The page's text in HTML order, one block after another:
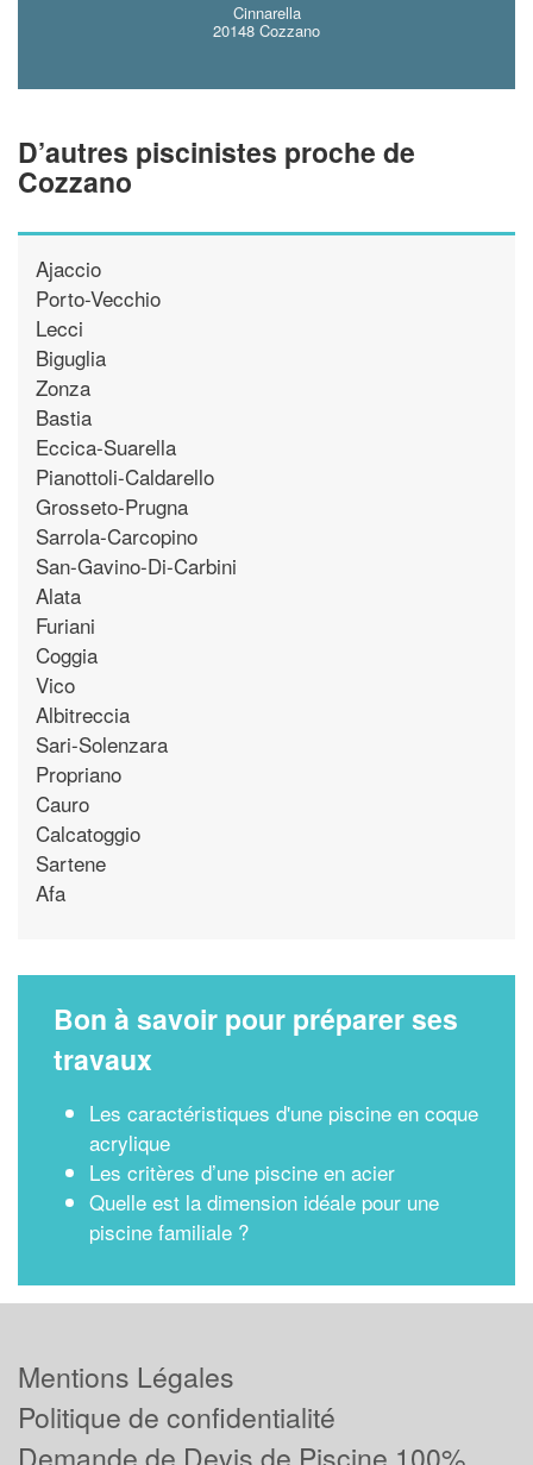
Cinnarella
20148 Cozzano
D’autres piscinistes proche de
Cozzano
Ajaccio
Porto-Vecchio
Lecci
Biguglia
Zonza
Bastia
Eccica-Suarella
Pianottoli-Caldarello
Grosseto-Prugna
Sarrola-Carcopino
San-Gavino-Di-Carbini
Alata
Furiani
Coggia
Vico
Albitreccia
Sari-Solenzara
Propriano
Cauro
Calcatoggio
Sartene
Afa
Bon à savoir pour préparer ses
travaux
Les caractéristiques d'une piscine en coque
acrylique
Les critères d’une piscine en acier
Quelle est la dimension idéale pour une
piscine familiale ?
Mentions Légales
Politique de confidentialité
Demande de Devis de Piscine 100%